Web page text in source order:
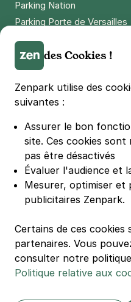
Parking Nation
Parking Porte de Versailles
Parking Lille Grand Palais
Parking Euralille
Parking Casino Barrière Lille
© Zenpark 2012 - 2026 - Tous
des Cookies !
Zenpark utilise des
suivantes :
Assurer le bon
site. Ces cookies sont
pas être désactivés
Évaluer l'audience et
Mesurer, optimiser et
publicitaires Zenpark.
Certains de ces
partenaires. Vous
consulter notre
Politique relative aux